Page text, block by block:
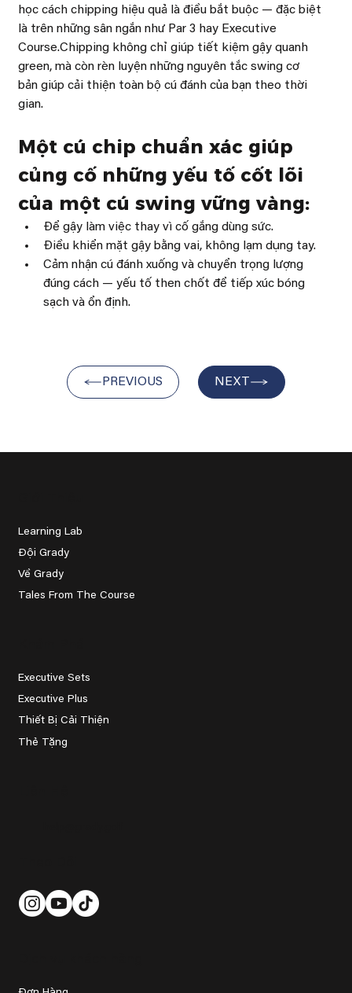
học cách chipping hiệu quả là điều bắt buộc — đặc biệt
là trên những sân ngắn như Par 3 hay Executive
Course.Chipping không chỉ giúp tiết kiệm gậy quanh
green, mà còn rèn luyện những nguyên tắc swing cơ
bản giúp cải thiện toàn bộ cú đánh của bạn theo thời
gian.
Một cú chip chuẩn xác giúp
củng cố những yếu tố cốt lõi
của một cú swing vững vàng:
Để gậy làm việc thay vì cố gắng dùng sức.
Điều khiển mặt gậy bằng vai, không lạm dụng tay.
Cảm nhận cú đánh xuống và chuyển trọng lượng
đúng cách — yếu tố then chốt để tiếp xúc bóng
sạch và ổn định.
PREVIOUS NEXT
Executive Sets
Executive Plus
Thiết Bị Cải Thiện
Thẻ Tặng
Learning Lab
Đội Grady
Về Grady
Tales From The Course